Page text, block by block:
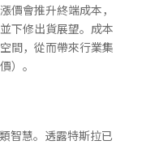
價會推升終端成本，
下修出貨展望。成本
間，從而帶來行業集
）。
智慧。透露特斯拉已